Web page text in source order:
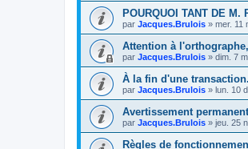
POURQUOI TANT DE
par Jacques.Brulois » mer. 11
Attention à
par Jacques.Brulois » dim. 7
À la fin d'une transaction.
par Jacques.Brulois » lun. 10
Avertissement
par Jacques.Brulois » jeu. 25
Règles de